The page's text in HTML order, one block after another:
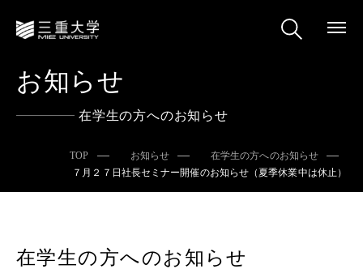
お知らせ
在学生の方へのお知らせ
TOP お知らせ
在学生の方へのお知らせ
７月２７日社長セミナー開催のお知らせ（夏季休業中は休止）
在学生の方へのお知らせ